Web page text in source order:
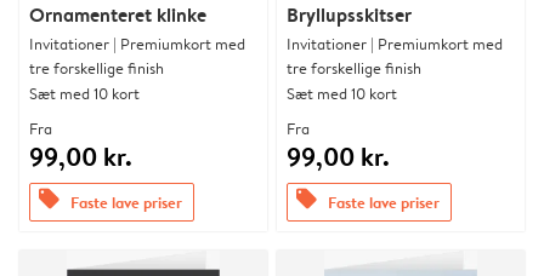
Ornamenteret klinke
Invitationer | Premiumkort med
tre forskellige finish
Sæt med 10 kort
Fra
99,00 kr.
offers Faste lave priser
Bryllupsskitser
Invitationer | Premiumkort med
tre forskellige finish
Sæt med 10 kort
Fra
99,00 kr.
offers Faste lave priser